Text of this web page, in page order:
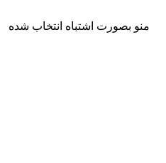
منو بصورت اشتباه انتخاب شده